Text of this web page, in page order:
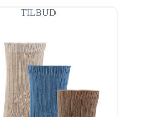
249,95 kr..
149,97 kr..
TILBUD